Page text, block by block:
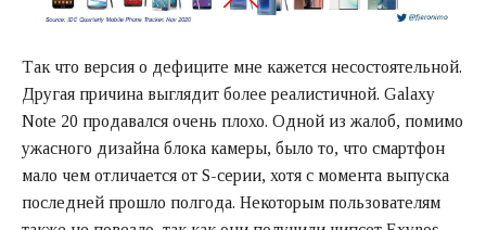
Так что версия о дефиците мне кажется несостоятельной.
Другая причина выглядит более реалистичной. Galaxy
Note 20 продавался очень плохо. Одной из жалоб, помимо
ужасного дизайна блока камеры, было то, что смартфон
мало чем отличается от S-серии, хотя с момента выпуска
последней прошло полгода. Некоторым пользователям